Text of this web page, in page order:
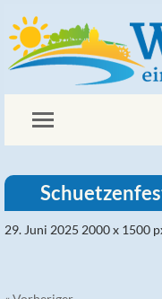
29. Juni 2025 2000x 1500